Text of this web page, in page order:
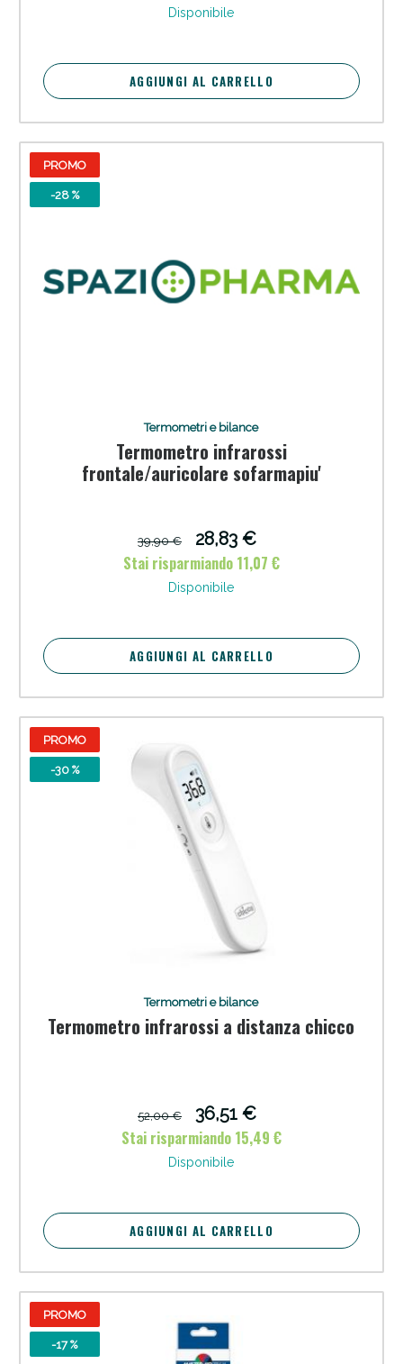
Disponibile
AGGIUNGI AL CARRELLO
PROMO
-28 %
Termometri e bilance
Termometro infrarossi
frontale/auricolare sofarmapiu'
39,90 €
28,83 €
Stai risparmiando 11,07 €
Disponibile
AGGIUNGI AL CARRELLO
PROMO
-30 %
Termometri e bilance
Termometro infrarossi a distanza chicco
52,00 €
36,51 €
Stai risparmiando 15,49 €
Disponibile
AGGIUNGI AL CARRELLO
PROMO
-17 %
Benessere Intestinale: Sconto fino al 55% valido
oggi!
Scopri le offerte di Oggi